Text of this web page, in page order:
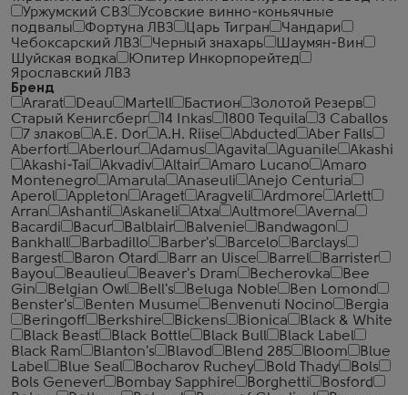
Уржумский СВЗ
Усовские винно-коньячные
подвалы
Фортуна ЛВЗ Царь Тигран
Чандари
Чебоксарский ЛВЗ
Черный знахарь
Шаумян-Вин
Шуйская водка
Юпитер Инкорпорейтед
Ярославский ЛВЗ
Бренд
Ararat
Deau Martell Бастион
Золотой Резерв
Старый Кенигсберг
14 Inkas 1800 Tequila
3 Caballos
7 злаков
A.E. Dor A.H. Riise Abducted
Aber Falls
Aberfort
Aberlour Adamus Agavita Aguanile
Akashi
Akashi-Tai
Akvadiv Altair Amaro Lucano
Amaro
Montenegro
Amarula Anaseuli
Anejo Centuria
Aperol
Appleton Araget Aragveli Ardmore
Arlett
Arran
Ashanti Askaneli Atxa Aultmore
Averna
Bacardi
Bacur Balblair Balvenie
Bandwagon
Bankhall
Barbadillo Barber's Barcelo
Barclays
Bargest
Baron Otard Barr an Uisce Barrel
Barrister
Bayou
Beaulieu Beaver's Dram Becherovka
Bee
Gin
Belgian Owl Bell's Beluga Noble
Ben Lomond
Benster's
Benten Musume Benvenuti Nocino
Bergia
Beringoff
Berkshire Bickens Bionica
Black & White
Black Beast
Black Bottle Black Bull
Black Label
Black Ram
Blanton's Blavod Blend 285 Bloom
Blue
Label
Blue Seal Bocharov Ruchey Bold Thady
Bols
Bols Genever
Bombay Sapphire Borghetti
Bosford